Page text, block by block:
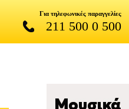
Για τηλεφωνικές παραγγελίες
211 500 0 500